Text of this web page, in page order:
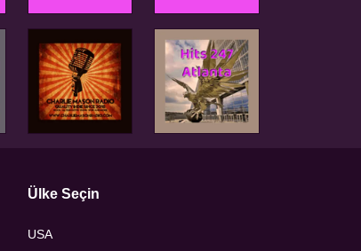
Ülke Seçin
USA